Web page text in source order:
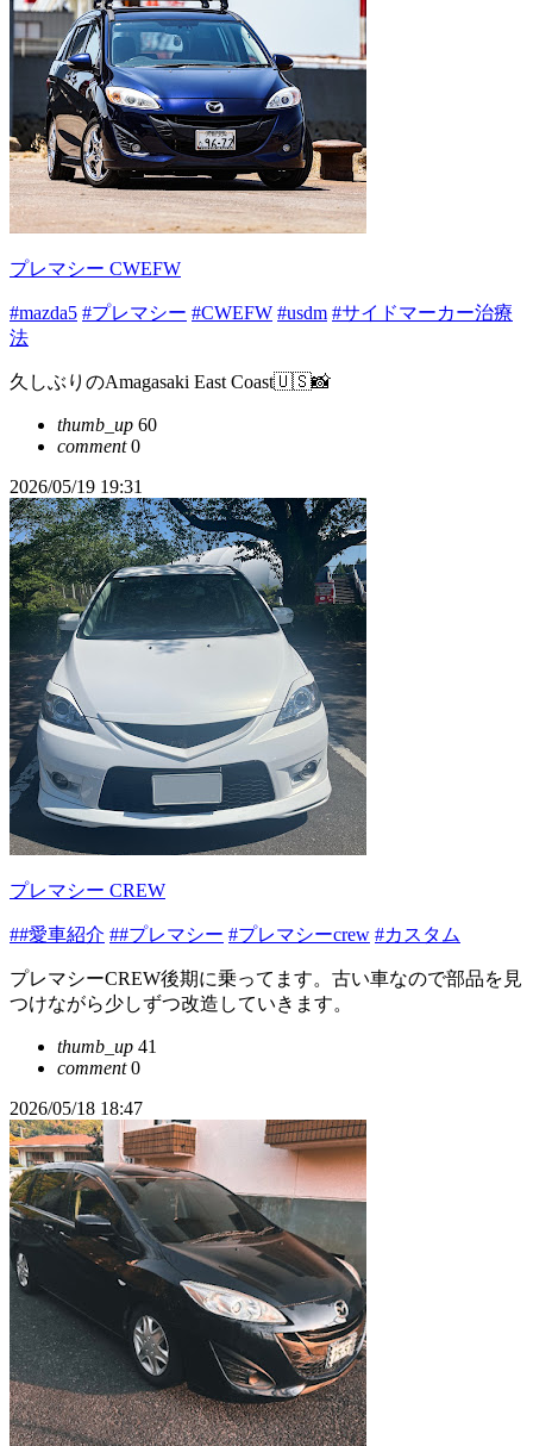
プレマシー CWEFW
#mazda5 #プレマシー #CWEFW #usdm #サイドマーカー治療
法
久しぶりのAmagasaki East Coast🇺🇸📸
thumb_up 60
comment0
2026/05/19 19:31
プレマシー CREW
##愛車紹介 ##プレマシー #プレマシーcrew #カスタム
プレマシーCREW後期に乗ってます。古い車なので部品を見
つけながら少しずつ改造していきます。
thumb_up 41
comment0
2026/05/18 18:47